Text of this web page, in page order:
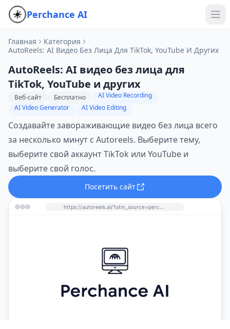
Perchance AI
Главная
Категория
AutoReels: AI Видео Без Лица Для TikTok, YouTube И Других
AutoReels: AI видео без лица для
TikTok, YouTube и других
Веб-сайт Бесплатно
AI Video Recording
AI Video Generator
AI Video Editing
Создавайте завораживающие видео без лица всего
за несколько минут с Autoreels. Выберите тему,
выберите свой аккаунт TikTok или YouTube и
выберите свой голос.
Посетить сайт